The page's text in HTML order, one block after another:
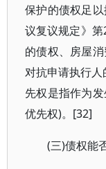
保护的债权足
议复议规定》
的债权、房屋
对抗申请执行
先权是指作为
优先权)。[32]
(三)债权能